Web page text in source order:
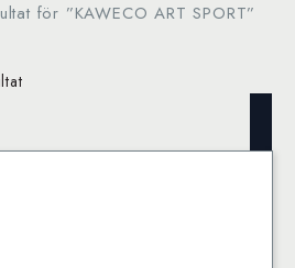
för ”KAWECO ART SPORT”